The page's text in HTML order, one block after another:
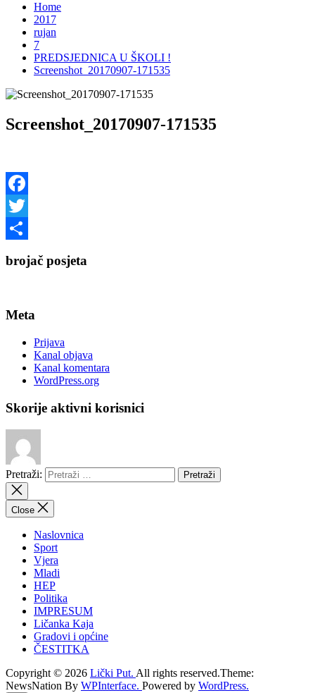
Home
2017
rujan
7
PREDSJEDNICA U ŠKOLI !
Screenshot_20170907-171535
Screenshot_20170907-171535
Facebook
Twitter
brojač posjeta
Meta
Prijava
Kanal objava
Kanal komentara
WordPress.org
Skorije aktivni korisnici
Pretraži:
Close
Naslovnica
Sport
Vjera
Mladi
HEP
Politika
IMPRESUM
Ličanka Kaja
Gradovi i općine
ČESTITKA
Copyright © 2026 Lički Put. All rights reserved.Theme:
NewsNation By WPInterface. Powered by WordPress.